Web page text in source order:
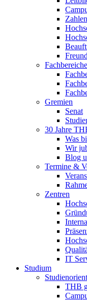
Fachbereiche
Gremien
Senat
30 Jahre
Was
Wir
Blog
Termine &
Zentren
IT
Studium
THB